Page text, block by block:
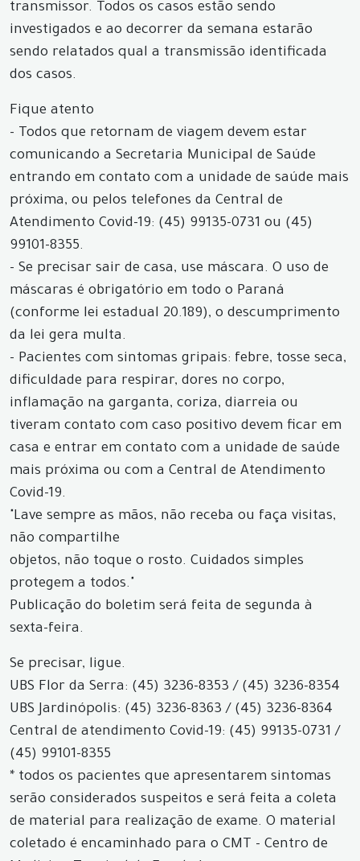
transmissor. Todos os casos estão sendo
investigados e ao decorrer da semana estarão
sendo relatados qual a transmissão identificada
dos casos.
Fique atento
- Todos que retornam de viagem devem estar
comunicando a Secretaria Municipal de Saúde
entrando em contato com a unidade de saúde mais
próxima, ou pelos telefones da Central de
Atendimento Covid-19: (45) 99135-0731 ou (45)
99101-8355.
- Se precisar sair de casa, use máscara. O uso de
máscaras é obrigatório em todo o Paraná
(conforme lei estadual 20.189), o descumprimento
da lei gera multa.
- Pacientes com sintomas gripais: febre, tosse seca,
dificuldade para respirar, dores no corpo,
inflamação na garganta, coriza, diarreia ou
tiveram contato com caso positivo devem ficar em
casa e entrar em contato com a unidade de saúde
mais próxima ou com a Central de Atendimento
Covid-19.
"Lave sempre as mãos, não receba ou faça visitas,
não compartilhe
objetos, não toque o rosto. Cuidados simples
protegem a todos."
Publicação do boletim será feita de segunda à
sexta-feira.
Se precisar, ligue.
UBS Flor da Serra: (45) 3236-8353 / (45) 3236-8354
UBS Jardinópolis: (45) 3236-8363 / (45) 3236-8364
Central de atendimento Covid-19: (45) 99135-0731 /
(45) 99101-8355
* todos os pacientes que apresentarem sintomas
serão considerados suspeitos e será feita a coleta
de material para realização de exame. O material
coletado é encaminhado para o CMT - Centro de